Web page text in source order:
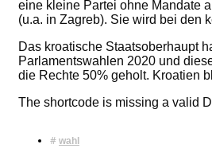
eine kleine Partei ohne Mandate
(u.a. in Zagreb). Sie wird bei den
Das kroatische Staatsoberhaupt
Parlamentswahlen 2020 und
die Rechte 50% geholt. Kroatien
The shortcode is missing a valid
# wahl